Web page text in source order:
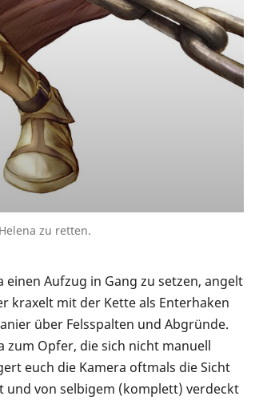
zu retten.
Aufzug in Gang zu setzen, angelt
kraxelt mit der Kette als Enterhaken
über Felsspalten und Abgründe.
Opfer, die sich nicht manuell
euch die Kamera oftmals die Sicht
und von selbigem (komplett) verdeckt